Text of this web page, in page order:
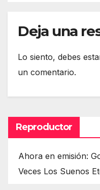
Deja una
Lo siento, debes
un comentario.
Reproductor
Ahora en emisión:
Veces Los Suenos